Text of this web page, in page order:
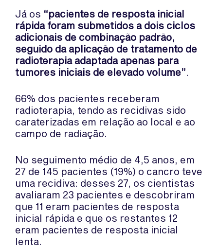
Já os “pacientes de resposta inicial
rápida foram submetidos a dois ciclos
adicionais de combinação padrão,
seguido da aplicação de tratamento de
radioterapia adaptada apenas para
tumores iniciais de elevado volume”.
66% dos pacientes receberam
radioterapia, tendo as recidivas sido
caraterizadas em relação ao local e ao
campo de radiação.
No seguimento médio de 4,5 anos, em
27 de 145 pacientes (19%) o cancro teve
uma recidiva: desses 27, os cientistas
avaliaram 23 pacientes e descobriram
que 11 eram pacientes de resposta
inicial rápida e que os restantes 12
eram pacientes de resposta inicial
lenta.